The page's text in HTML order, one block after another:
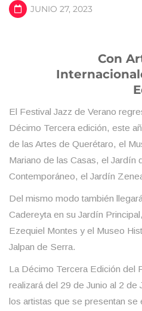
JUNIO 27, 2023
Con
El Festival Jazz de Verano
Décimo Tercera edición, este
de las Artes de Querétaro, el
Mariano de las Casas, el Jardín
Contemporáneo, el Jardín
Del mismo modo también
Cadereyta en su Jardín
Ezequiel Montes y el Museo
Jalpan de Serra.
La Décimo Tercera Edición del
realizará del 29 de Junio al 2
los artistas que se presentan se